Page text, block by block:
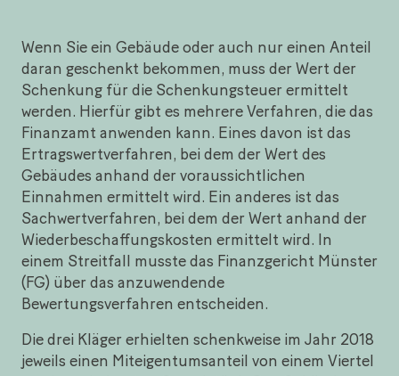
Wenn Sie ein Gebäude oder auch nur einen Anteil
daran geschenkt bekommen, muss der Wert der
Schenkung für die Schenkungsteuer ermittelt
werden. Hierfür gibt es mehrere Verfahren, die das
Finanzamt anwenden kann. Eines davon ist das
Ertragswertverfahren, bei dem der Wert des
Gebäudes anhand der voraussichtlichen
Einnahmen ermittelt wird. Ein anderes ist das
Sachwertverfahren, bei dem der Wert anhand der
Wiederbeschaffungskosten ermittelt wird. In
einem Streitfall musste das Finanzgericht Münster
(FG) über das anzuwendende
Bewertungsverfahren entscheiden.
Die drei Kläger erhielten schenkweise im Jahr 2018
jeweils einen Miteigentumsanteil von einem Viertel